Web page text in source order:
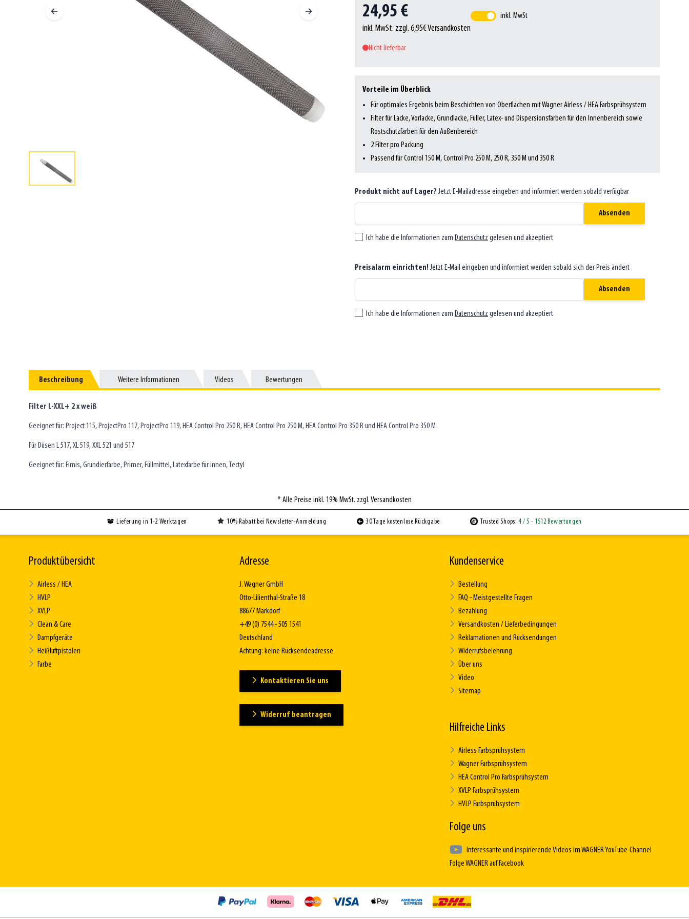
24,95 €
inkl. MwSt. zzgl. 6,95€ Versandkosten
inkl. MwSt
Nicht lieferbar
Vorteile im Überblick
Für optimales Ergebnis beim Beschichten von Oberflächen mit Wagner Airless / HEA Farbsprühsystem
Filter für Lacke, Vorlacke, Grundlacke, Füller, Latex- und Dispersionsfarben für den Innenbereich sowie
Rostschutzfarben für den Außenbereich
2 Filter pro Packung
Passend für Control 150 M, Control Pro 250 M, 250 R, 350 M und 350 R
Produkt nicht auf Lager? Jetzt E-Mailadresse eingeben und informiert werden sobald verfügbar
Absenden
Ich habe die Informationen zum Datenschutz gelesen und akzeptiert
Preisalarm einrichten! Jetzt E-Mail eingeben und informiert werden sobald sich der Preis ändert
Absenden
Ich habe die Informationen zum Datenschutz gelesen und akzeptiert
Beschreibung
Beschreibung Weitere Informationen
Weitere Informationen Videos
Videos Bewertungen
Bewertungen
Filter L-XXL+ 2 x weiß
Geeignet für: Project 115, ProjectPro 117, ProjectPro 119, HEA Control Pro 250 R, HEA Control Pro 250 M, HEA Control Pro 350 R und HEA Control Pro 350 M
Für Düsen L 517, XL 519, XXL 521 und 517
Geeignet für: Firnis, Grundierfarbe, Primer, Füllmittel, Latexfarbe für innen, Tectyl
* Alle Preise inkl. 19% MwSt. zzgl. Versandkosten
Lieferung in 1-2 Werktagen 10% Rabatt bei Newsletter-Anmeldung 30 Tage kostenlose Rückgabe Trusted Shops:4 / 5 - 1512 Bewertungen
Produktübersicht
Airless / HEA
HVLP
XVLP
Clean & Care
Dampfgeräte
Heißluftpistolen
Farbe
Adresse
J. Wagner GmbH
Otto-Lilienthal-Straße 18
88677 Markdorf
+49 (0) 7544 - 505 1541
Deutschland
Achtung: keine Rücksendeadresse
Kontaktieren Sie uns
Widerruf beantragen
Kundenservice
Bestellung
FAQ - Meistgestellte Fragen
Bezahlung
Versandkosten / Lieferbedingungen
Reklamationen und Rücksendungen
Widerrufsbelehrung
Über uns
Video
Sitemap
Hilfreiche Links
Airless Farbsprühsystem
Wagner Farbsprühsystem
HEA Control Pro Farbsprühsystem
XVLP Farbsprühsystem
HVLP Farbsprühsystem
Folge uns
Interessante und inspirierende Videos im WAGNER YouTube-Channel
Folge WAGNER auf Facebook